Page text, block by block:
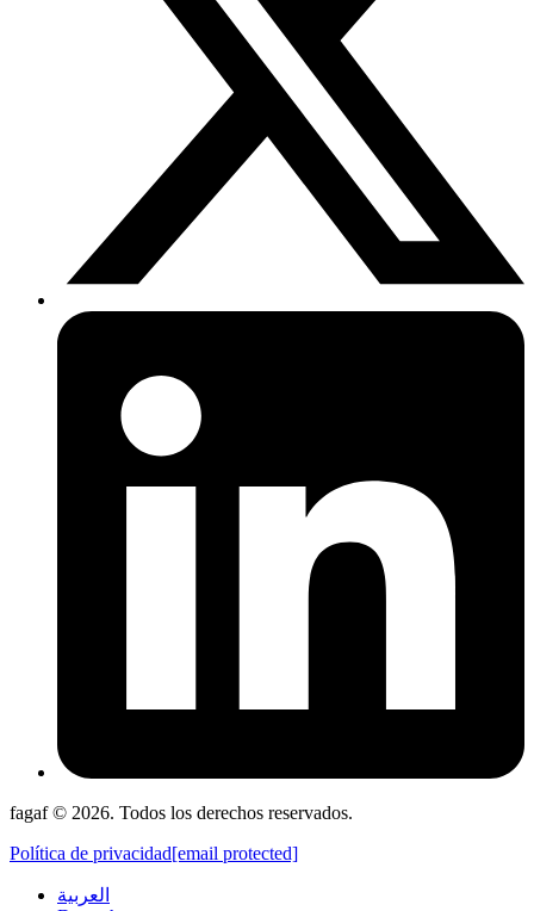
fagaf © 2026. Todos los derechos reservados.
Política de privacidad[email protected]
العربية